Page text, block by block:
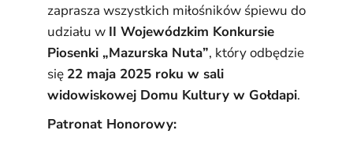
zaprasza wszystkich miłośników śpiewu do
udziału w II Wojewódzkim Konkursie
Piosenki „Mazurska Nuta”, który odbędzie
się 22 maja 2025 roku w sali
widowiskowej Domu Kultury w Gołdapi.
Patronat Honorowy: